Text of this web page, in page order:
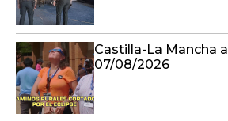
Castilla-La Mancha
07/08/2026